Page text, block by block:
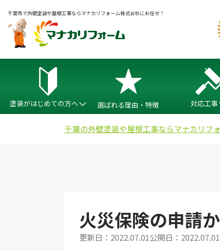
千葉市で外壁塗装や屋根工事ならマナカリフォーム株式会社にお任せ！
塗装がはじめての方へ 選ばれる理由・特徴 対応工事
千葉の外壁塗装や屋根工事ならマナカリフ
火災保険の申請
更新日： 2022.07.01公開日： 2022.07.01